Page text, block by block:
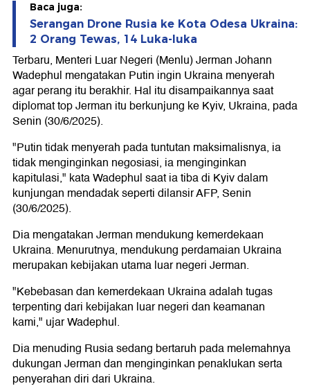
Baca juga:
Serangan Drone Rusia ke Kota Odesa Ukraina:
2 Orang Tewas, 14 Luka-luka
Terbaru, Menteri Luar Negeri (Menlu) Jerman Johann
Wadephul mengatakan Putin ingin Ukraina menyerah
agar perang itu berakhir. Hal itu disampaikannya saat
diplomat top Jerman itu berkunjung ke Kyiv, Ukraina, pada
Senin (30/6/2025).
"Putin tidak menyerah pada tuntutan maksimalisnya, ia
tidak menginginkan negosiasi, ia menginginkan
kapitulasi," kata Wadephul saat ia tiba di Kyiv dalam
kunjungan mendadak seperti dilansir AFP, Senin
(30/6/2025).
Dia mengatakan Jerman mendukung kemerdekaan
Ukraina. Menurutnya, mendukung perdamaian Ukraina
merupakan kebijakan utama luar negeri Jerman.
"Kebebasan dan kemerdekaan Ukraina adalah tugas
terpenting dari kebijakan luar negeri dan keamanan
kami," ujar Wadephul.
Dia menuding Rusia sedang bertaruh pada melemahnya
dukungan Jerman dan menginginkan penaklukan serta
penyerahan diri dari Ukraina.